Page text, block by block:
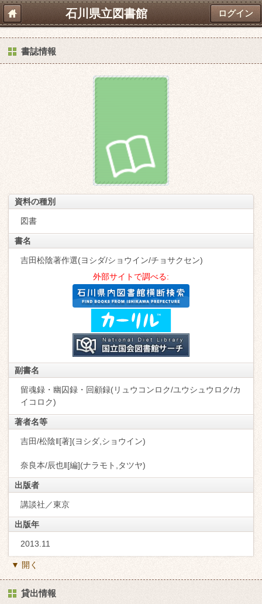
石川県立図書館 ログイン
書誌情報
資料の種別
図書
書名
吉田松陰著作選(ヨシダ/ショウイン/チョサクセン)
外部サイトで調べる:
副書名
留魂録・幽囚録・回顧録(リュウコンロク/ユウシュウロク/カ
イコロク)
著者名等
吉田/松陰‖[著](ヨシダ,ショウイン)
奈良本/辰也‖[編](ナラモト,タツヤ)
出版者
講談社／東京
出版年
2013.11
▼ 開く
貸出情報